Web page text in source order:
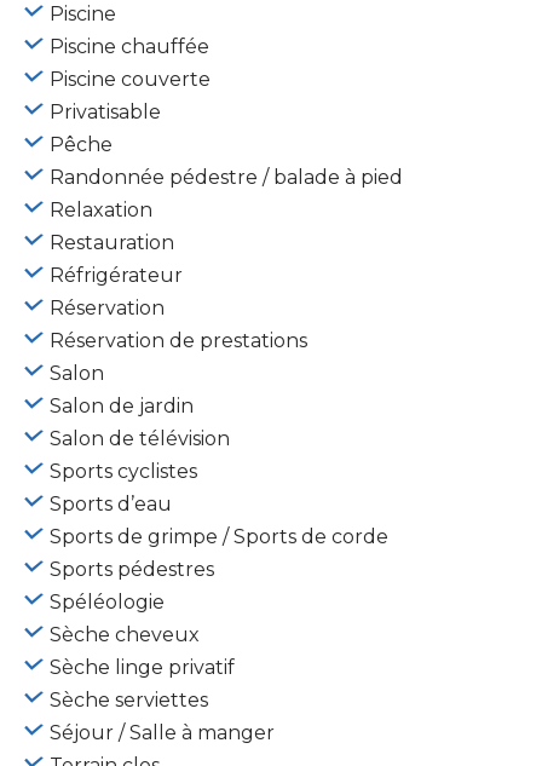
Piscine
Piscine chauffée
Piscine couverte
Privatisable
Pêche
Randonnée pédestre / balade à pied
Relaxation
Restauration
Réfrigérateur
Réservation
Réservation de prestations
Salon
Salon de jardin
Salon de télévision
Sports cyclistes
Sports d’eau
Sports de grimpe / Sports de corde
Sports pédestres
Spéléologie
Sèche cheveux
Sèche linge privatif
Sèche serviettes
Séjour / Salle à manger